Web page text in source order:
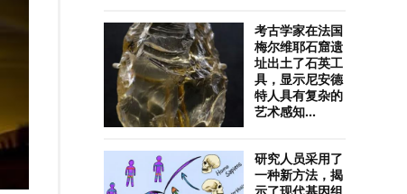
考古学家在法国
梅尔维耶石窟遗
址出土了石英工
具，显示尼安德
特人具有复杂的
艺术感知...
研究人员采用了
一种新方法，揭